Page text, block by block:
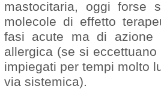
mastocitaria, oggi forse
molecole di effetto
fasi acute ma di azione
allergica (se si
impiegati per tempi molto
via sistemica).